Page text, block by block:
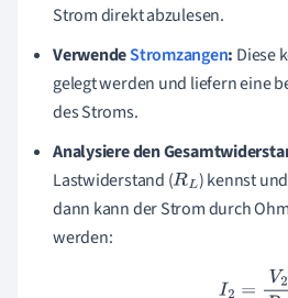
Strom direkt abzulesen.
VerwendeStromzangen: Diese
gelegt werden und liefern eine
des Stroms.
Analysiere den
Lastwiderstand (RL ) kennst
dann kann der Strom durch
werden:
I2 =V 2RL